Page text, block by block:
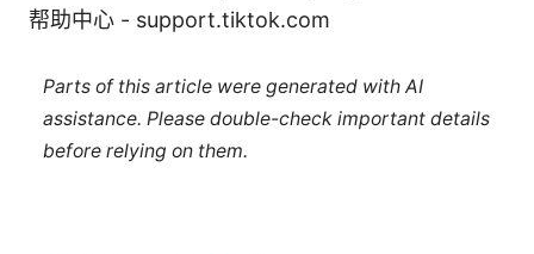
帮助中心 - support.tiktok.com
Parts of this article were generated with AI
assistance. Please double-check important details
before relying on them.